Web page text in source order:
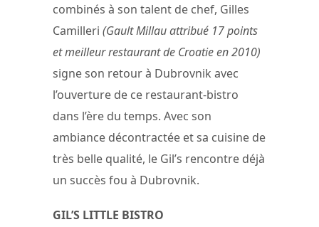
combinés à son talent de chef, Gilles
Camilleri (Gault Millau attribué 17 points
et meilleur restaurant de Croatie en 2010)
signe son retour à Dubrovnik avec
l’ouverture de ce restaurant-bistro
dans l’ère du temps. Avec son
ambiance décontractée et sa cuisine de
très belle qualité, le Gil’s rencontre déjà
un succès fou à Dubrovnik.
GIL’S LITTLE BISTRO